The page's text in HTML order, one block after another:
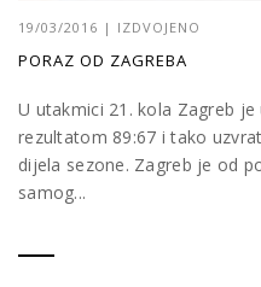
19/03/2016 | IZDVOJENO
PORAZ OD ZAGREBA
U utakmici 21. kola Zagreb
rezultatom 89:67 i tako
dijela sezone. Zagreb je od
samog...